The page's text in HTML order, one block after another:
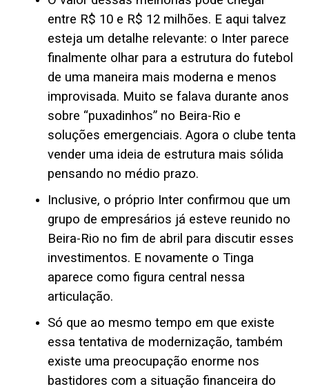
entre R$ 10 e R$ 12 milhões. E aqui talvez
esteja um detalhe relevante: o Inter parece
finalmente olhar para a estrutura do futebol
de uma maneira mais moderna e menos
improvisada. Muito se falava durante anos
sobre “puxadinhos” no Beira-Rio e
soluções emergenciais. Agora o clube tenta
vender uma ideia de estrutura mais sólida
pensando no médio prazo.
Inclusive, o próprio Inter confirmou que um
grupo de empresários já esteve reunido no
Beira-Rio no fim de abril para discutir esses
investimentos. E novamente o Tinga
aparece como figura central nessa
articulação.
Só que ao mesmo tempo em que existe
essa tentativa de modernização, também
existe uma preocupação enorme nos
bastidores com a situação financeira do